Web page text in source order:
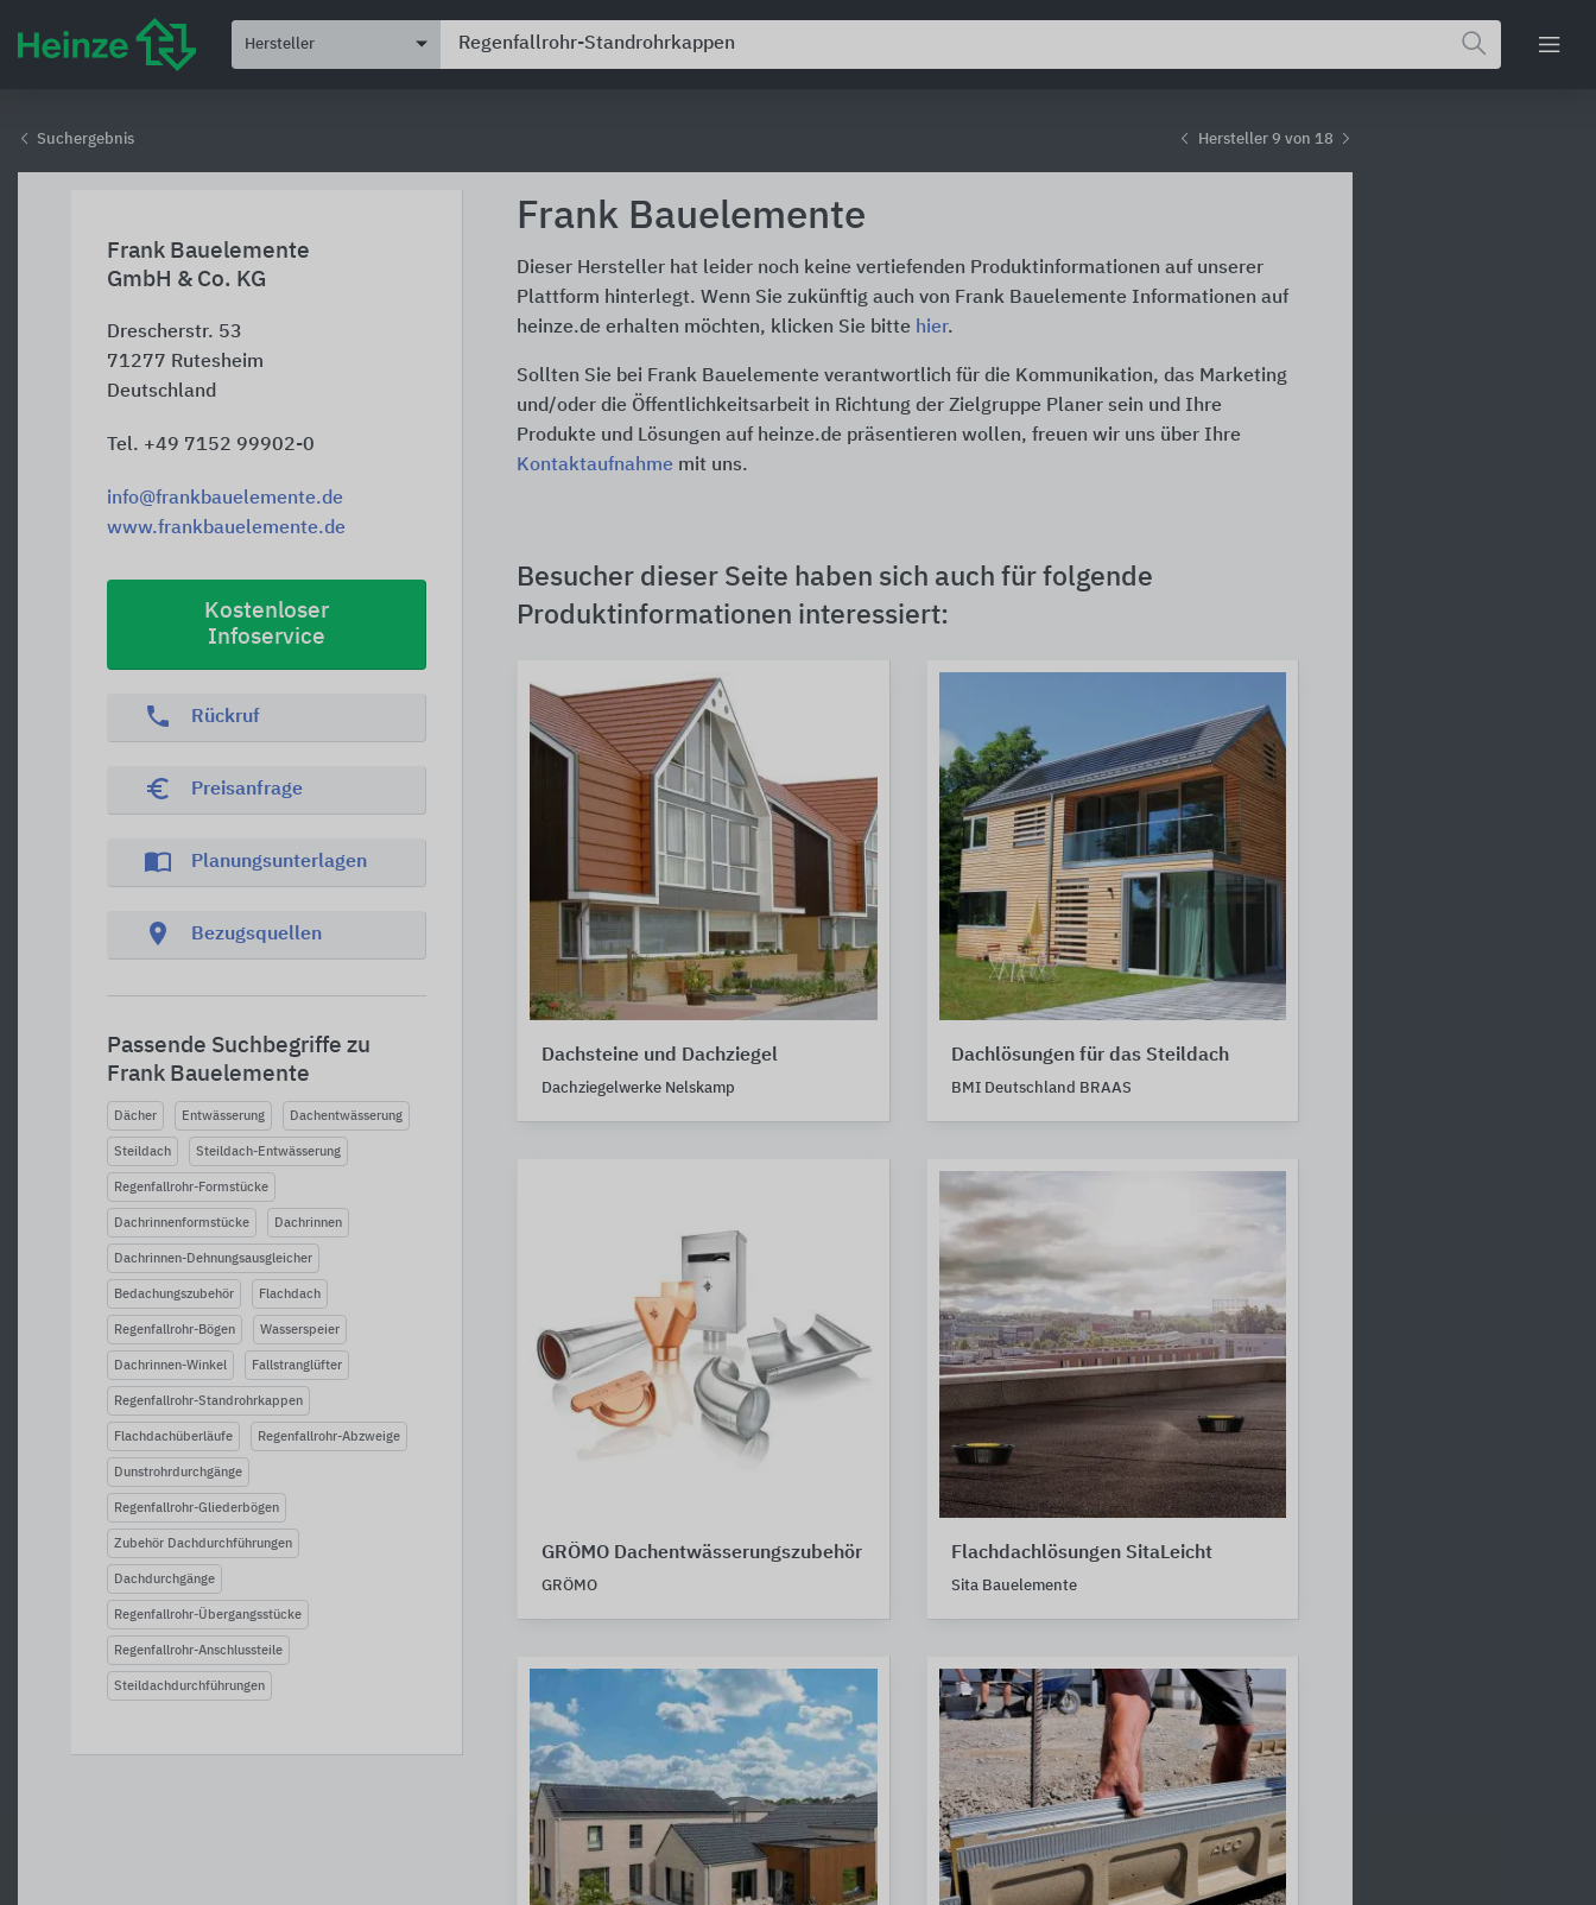
Hersteller
Suchergebnis Hersteller 9 von 18
Frank Bauelemente
GmbH & Co. KG
Drescherstr. 53
71277 Rutesheim
Deutschland
Tel. +49 7152 99902-0
info@frankbauelemente.de
www.frankbauelemente.de
Kostenloser
Infoservice
phone Rückruf
euro_symbol Preisanfrage
import_contacts Planungsunterlagen
location_on Bezugsquellen
Passende Suchbegriffe zu
Frank Bauelemente
Dächer Entwässerung Dachentwässerung
Steildach Steildach-Entwässerung
Regenfallrohr-Formstücke
Dachrinnenformstücke Dachrinnen
Dachrinnen-Dehnungsausgleicher
Bedachungszubehör Flachdach
Regenfallrohr-Bögen Wasserspeier
Dachrinnen-Winkel Fallstranglüfter
Regenfallrohr-Standrohrkappen
Flachdachüberläufe Regenfallrohr-Abzweige
Dunstrohrdurchgänge
Regenfallrohr-Gliederbögen
Zubehör Dachdurchführungen
Dachdurchgänge
Regenfallrohr-Übergangsstücke
Regenfallrohr-Anschlussteile
Steildachdurchführungen
Frank Bauelemente
Dieser Hersteller hat leider noch keine vertiefenden Produktinformationen auf unserer
Plattform hinterlegt. Wenn Sie zukünftig auch von Frank Bauelemente Informationen auf
heinze.de erhalten möchten, klicken Sie bitte hier.
Sollten Sie bei Frank Bauelemente verantwortlich für die Kommunikation, das Marketing
und/oder die Öffentlichkeitsarbeit in Richtung der Zielgruppe Planer sein und Ihre
Produkte und Lösungen auf heinze.de präsentieren wollen, freuen wir uns über Ihre
Kontaktaufnahme mit uns.
Besucher dieser Seite haben sich auch für folgende
Produktinformationen interessiert:
Dachsteine und Dachziegel
Dachziegelwerke Nelskamp
Dachlösungen für das Steildach
BMI Deutschland BRAAS
GRÖMO Dachentwässerungszubehör
GRÖMO
Flachdachlösungen SitaLeicht
Sita Bauelemente